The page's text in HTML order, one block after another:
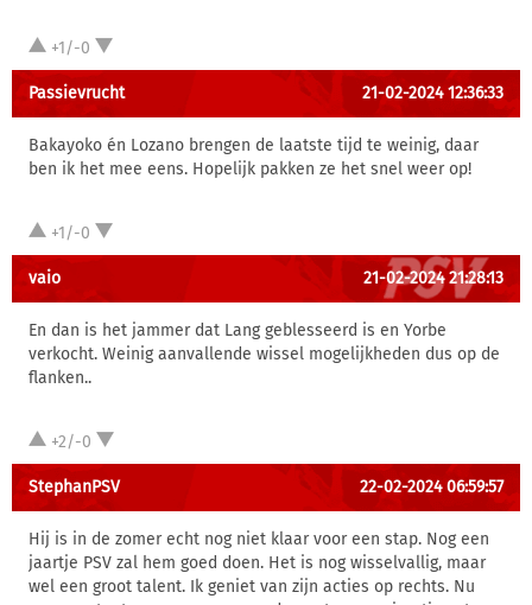
+1/-0
Passievrucht 21-02-2024 12:36:33
Bakayoko én Lozano brengen de laatste tijd te weinig, daar
ben ik het mee eens. Hopelijk pakken ze het snel weer op!
+1/-0
vaio 21-02-2024 21:28:13
En dan is het jammer dat Lang geblesseerd is en Yorbe
verkocht. Weinig aanvallende wissel mogelijkheden dus op de
flanken..
+2/-0
StephanPSV 22-02-2024 06:59:57
Hij is in de zomer echt nog niet klaar voor een stap. Nog een
jaartje PSV zal hem goed doen. Het is nog wisselvallig, maar
wel een groot talent. Ik geniet van zijn acties op rechts. Nu